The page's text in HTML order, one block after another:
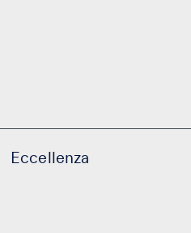
Eccellenza